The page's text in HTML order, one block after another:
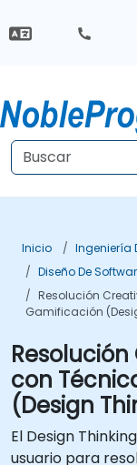
Inicio
Ingeniería
Diseño De
Resolución
Gamificación
con
(Design
El Design
usuario para